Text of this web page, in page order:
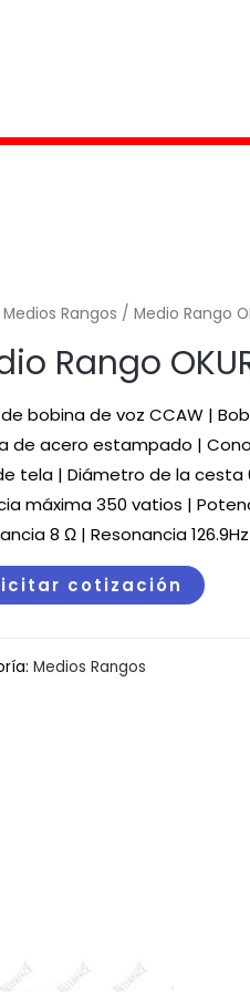
Medios Rangos / Medio Rango
Rango
bobina de voz CCAW |
de acero estampado |
tela | Diámetro de la cesta
máxima 350 vatios |
8 Ω | Resonancia
cotización
Medios Rangos